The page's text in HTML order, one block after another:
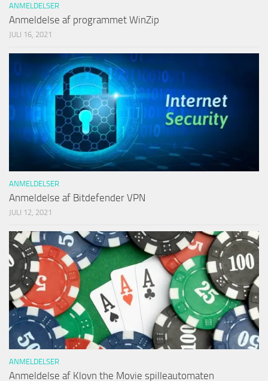
ANMELDELSER
Anmeldelse af programmet WinZip
JULI 16, 2021
ANMELDELSER
Anmeldelse af Bitdefender VPN
JULI 12, 2021
ANMELDELSER
Anmeldelse af Klovn the Movie spilleautomaten